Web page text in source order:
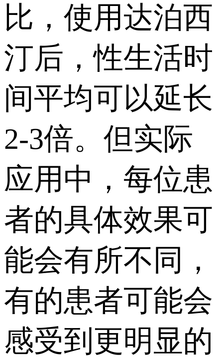
比，使用达泊西
汀后，性生活时
间平均可以延长
2-3倍。但实际
应用中，每位患
者的具体效果可
能会有所不同，
有的患者可能会
感受到更明显的